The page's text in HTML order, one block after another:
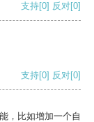
支持[0] 反对[0]
支持[0] 反对[0]
，比如增加一个自